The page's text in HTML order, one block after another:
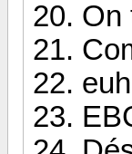
On